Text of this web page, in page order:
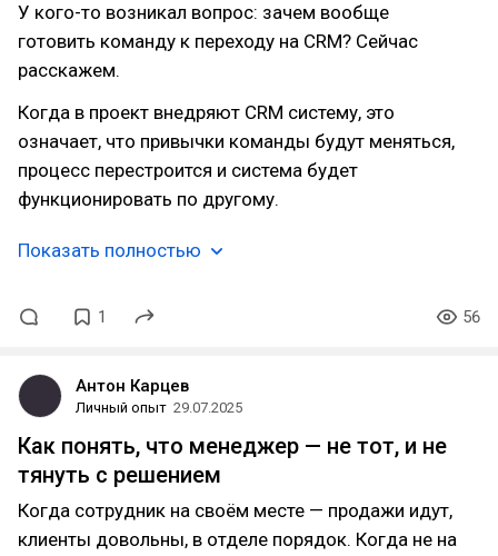
У кого-то возникал вопрос: зачем вообще
готовить команду к переходу на CRM? Сейчас
расскажем.
Когда в проект внедряют CRM систему, это
означает, что привычки команды будут меняться,
процесс перестроится и система будет
функционировать по другому.
Показать полностью
1 56
Антон Карцев
Личный опыт 29.07.2025
Как понять, что менеджер — не тот, и не
тянуть с решением
Когда сотрудник на своём месте — продажи идут,
клиенты довольны, в отделе порядок. Когда не на